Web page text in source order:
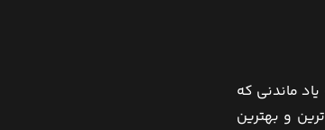
ماندنی که
و بهترین